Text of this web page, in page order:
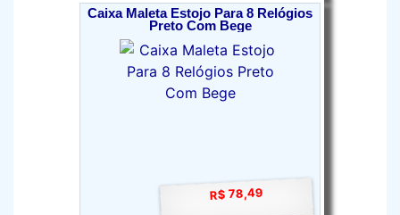
Caixa Maleta Estojo Para 8 Relógios
Preto Com Bege
R$ 78,49